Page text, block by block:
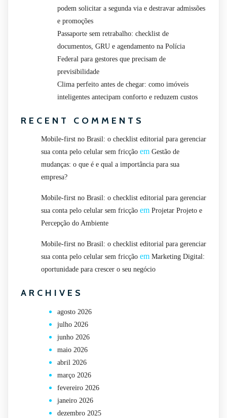
podem solicitar a segunda via e destravar admissões
e promoções
Passaporte sem retrabalho: checklist de
documentos, GRU e agendamento na Polícia
Federal para gestores que precisam de
previsibilidade
Clima perfeito antes de chegar: como imóveis
inteligentes antecipam conforto e reduzem custos
RECENT COMMENTS
Mobile-first no Brasil: o checklist editorial para gerenciar
sua conta pelo celular sem fricção em Gestão de
mudanças: o que é e qual a importância para sua
empresa?
Mobile-first no Brasil: o checklist editorial para gerenciar
sua conta pelo celular sem fricção em Projetar Projeto e
Percepção do Ambiente
Mobile-first no Brasil: o checklist editorial para gerenciar
sua conta pelo celular sem fricção em Marketing Digital:
oportunidade para crescer o seu negócio
ARCHIVES
agosto 2026
julho 2026
junho 2026
maio 2026
abril 2026
março 2026
fevereiro 2026
janeiro 2026
dezembro 2025